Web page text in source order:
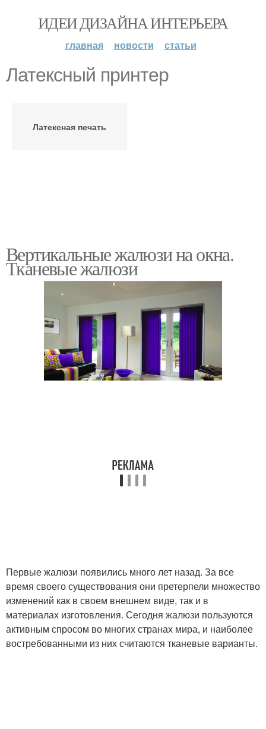
ИДЕИ ДИЗАЙНА ИНТЕРЬЕРА
главная новости статьи
Латексный принтер
Латексная печать
Вертикальные жалюзи на окна.
Тканевые жалюзи
Первые жалюзи появились много лет назад. За все
время своего существования они претерпели множество
изменений как в своем внешнем виде, так и в
материалах изготовления. Сегодня жалюзи пользуются
активным спросом во многих странах мира, и наиболее
востребованными из них считаются тканевые варианты.